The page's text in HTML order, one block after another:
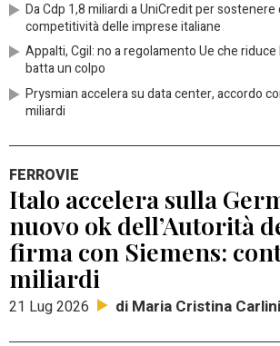
Da Cdp 1,8 miliardi a UniCredit per sostenere
competitività delle imprese italiane
Appalti, Cgil: no a regolamento Ue che
batta un colpo
Prysmian accelera su data center, accordo
miliardi
FERROVIE
Italo accelera sulla
nuovo ok dell’Autorità
firma con Siemens:
miliardi
21 Lug 2026 di Maria Cristina Carlini